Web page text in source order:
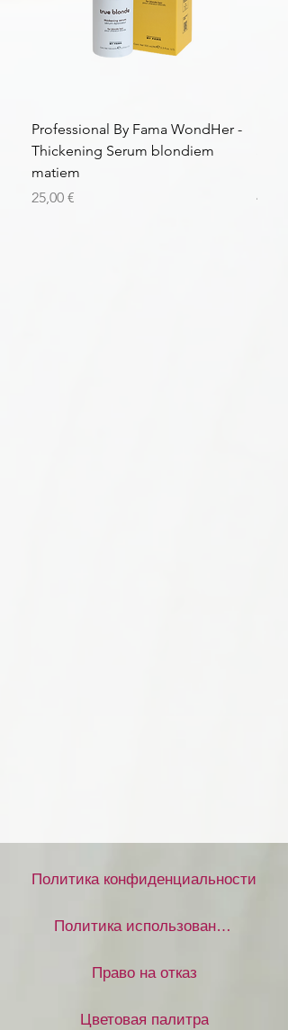
Professional By Fama WondHer -
Thickening Serum blondiem
matiem
Цена
25,00 €
Цена
43,56
Политика конфиденциальности
Политика использования файлов cookie
Право на отказ
Цветовая палитра